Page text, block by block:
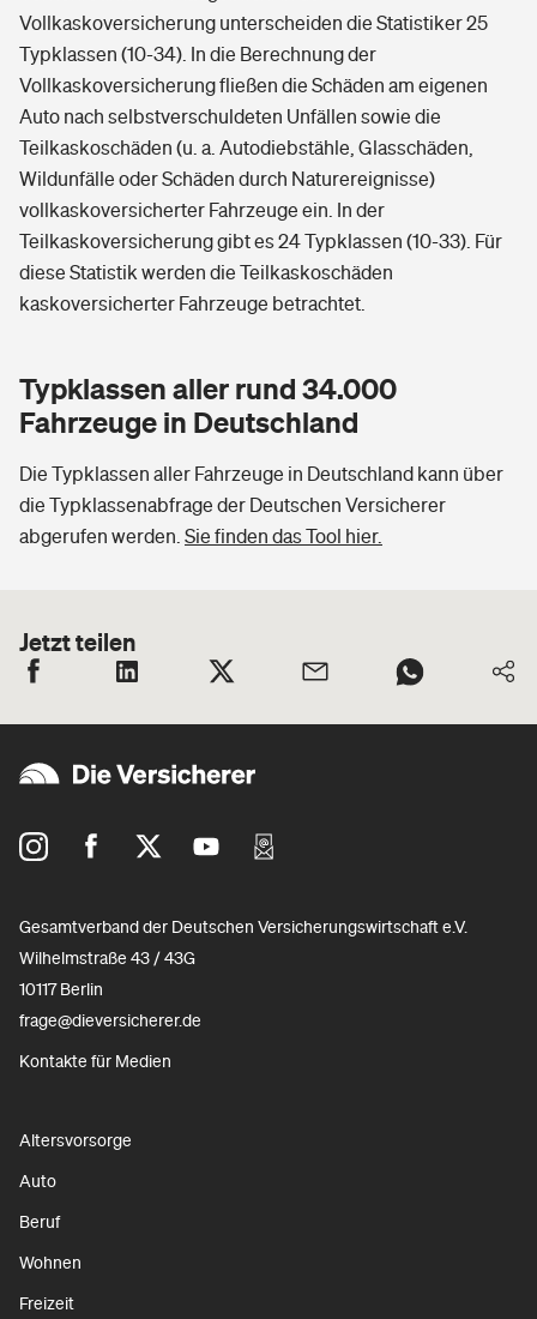
Vollkaskoversicherung unterscheiden die Statistiker 25
Typklassen (10-34). In die Berechnung der
Vollkaskoversicherung fließen die Schäden am eigenen
Auto nach selbstverschuldeten Unfällen sowie die
Teilkaskoschäden (u. a. Autodiebstähle, Glasschäden,
Wildunfälle oder Schäden durch Naturereignisse)
vollkaskoversicherter Fahrzeuge ein. In der
Teilkaskoversicherung gibt es 24 Typklassen (10-33). Für
diese Statistik werden die Teilkaskoschäden
kaskoversicherter Fahrzeuge betrachtet.
Typklassen aller rund 34.000
Fahrzeuge in Deutschland
Die Typklassen aller Fahrzeuge in Deutschland kann über
die Typklassenabfrage der Deutschen Versicherer
abgerufen werden. Sie finden das Tool hier.
Jetzt teilen
Gesamtverband der Deutschen Versicherungswirtschaft e.V.
Wilhelmstraße 43 / 43G
10117 Berlin
frage@dieversicherer.de
Kontakte für Medien
Altersvorsorge
Auto
Beruf
Wohnen
Freizeit